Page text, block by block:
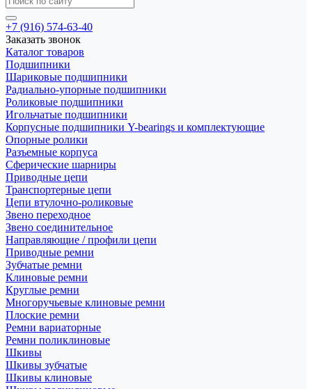
+7 (916) 574-63-40
Заказать звонок
Каталог товаров
Подшипники
Шариковые подшипники
Радиально-упорные подшипники
Роликовые подшипники
Игольчатые подшипники
Корпусные подшипники Y-bearings и комплектующие
Опорные ролики
Разъемные корпуса
Сферические шарниры
Приводные цепи
Транспортерные цепи
Цепи втулочно-роликовые
Звено переходное
Звено соединительное
Направляющие / профили цепи
Приводные ремни
Зубчатые ремни
Клиновые ремни
Круглые ремни
Многоручьевые клиновые ремни
Плоские ремни
Ремни вариаторные
Ремни поликлиновые
Шкивы
Шкивы зубчатые
Шкивы клиновые